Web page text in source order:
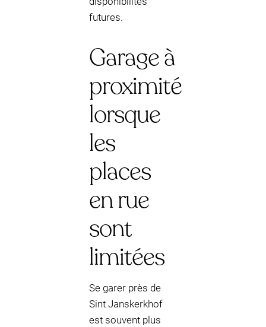
futures.
Garage à
proximité
lorsque
les
places
en rue
sont
limitées
Se garer près de
Sint Janskerkhof
est souvent plus